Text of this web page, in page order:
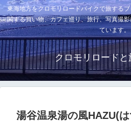
東海地方をクロモリロードバイクで旅する
関する買い物、カフェ巡り、旅行、写真撮
ています。
クロモリロード
湯谷温泉湯の風HAZU(